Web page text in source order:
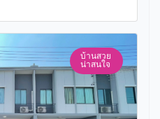
บ้านสวย
น่าสนใจ